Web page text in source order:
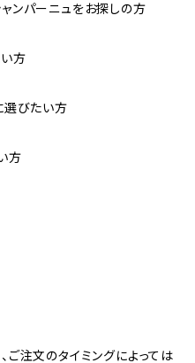
ンパーニュをお探しの方
方
選びたい方
方
ご注文のタイミングによっては